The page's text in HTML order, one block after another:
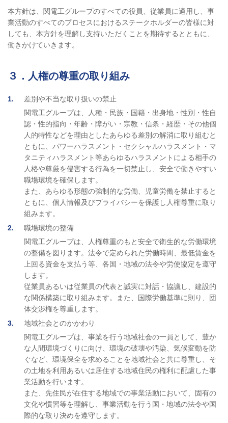
本方針は、関電工グループのすべての役員、従業員に適用し、事
業活動のすべてのプロセスにおけるステークホルダーの皆様に対
しても、本方針を理解し支持いただくことを期待するとともに、
働きかけていきます。
３．人権の尊重の取り組み
1
差別や不当な取り扱いの禁止
関電工グループは、人種・民族・国籍・出身地・性別・性自
認・性的指向・年齢・障がい・宗教・信条・経歴・その他個
人的特性などを理由としたあらゆる差別の解消に取り組むと
ともに、パワーハラスメント・セクシャルハラスメント・マ
タニティハラスメント等あらゆるハラスメントによる相手の
人格や尊厳を侵害する行為を一切禁止し、安全で働きやすい
職場環境を確保します。
また、あらゆる形態の強制的な労働、児童労働を禁止すると
ともに、個人情報及びプライバシーを保護し人権尊重に取り
組みます。
2
職場環境の整備
関電工グループは、人権尊重のもと安全で衛生的な労働環境
の整備を図ります。法令で定められた労働時間、最低賃金を
上回る資金を支払う等、各国・地域の法令や労使協定を遵守
します。
従業員あるいは従業員の代表と誠実に対話・協議し、建設的
な関係構築に取り組みます。また、国際労働基準に則り、団
体交渉権を尊重します。
3
地域社会とのかかわり
関電工グループは、事業を行う地域社会の一員として、豊か
な人間環境づくりに向け、環境の破壊や汚染、気候変動を防
ぐなど、環境保全を求めることを地域社会と共に尊重し、そ
の土地を利用あるいは居住する地域住民の権利に配慮した事
業活動を行います。
また、先住民が在住する地域での事業活動において、固有の
文化や慣習等を理解し、事業活動を行う国・地域の法令や国
際的な取り決めを遵守します。